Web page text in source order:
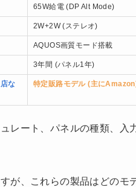
65W給電 (DP Alt Mode)
2W+2W (ステレオ)
AQUOS画質モード搭載
3年間 (パネル1年)
な 特定販路モデル (主に
レート、パネルの種類、入
が、これらの製品はどのモ